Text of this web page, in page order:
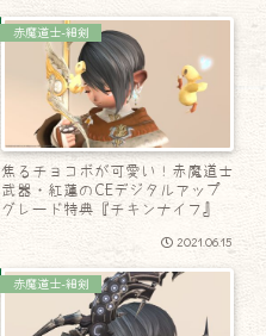
赤魔道士-細剣
焦るチョコボが可愛い！赤魔道士
武器・紅蓮のCEデジタルアップ
グレード特典『チキンナイフ』
2021.06.15
赤魔道士-細剣